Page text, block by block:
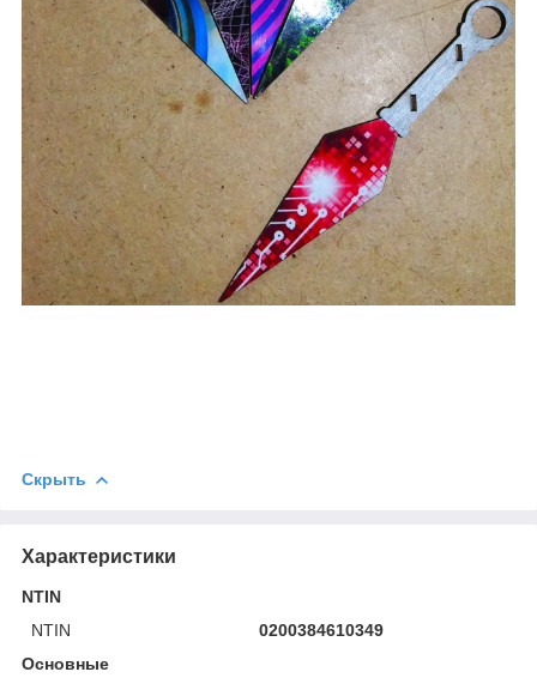
Скрыть
Характеристики
NTIN
NTIN
0200384610349
Основные